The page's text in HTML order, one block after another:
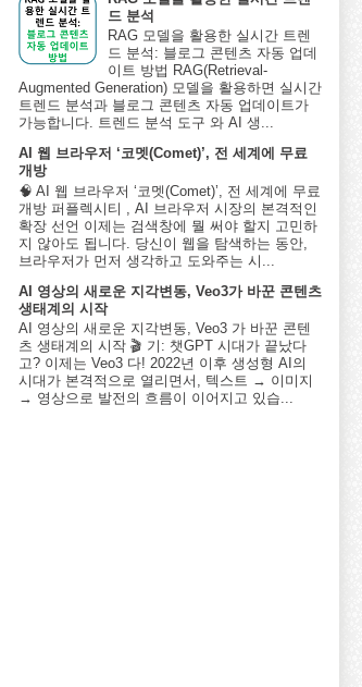
드 분석
RAG 모델을 활용한 실시간 트렌
드 분석: 블로그 콘텐츠 자동 업데
이트 방법 RAG(Retrieval-
Augmented Generation) 모델을 활용하면 실시간
트렌드 분석과 블로그 콘텐츠 자동 업데이트가
가능합니다. 트렌드 분석 도구 와 AI 생...
AI 웹 브라우저 ‘코멧(Comet)’, 전 세계에 무료
개방
🧠 AI 웹 브라우저 ‘코멧(Comet)’, 전 세계에 무료
개방 퍼플렉시티 , AI 브라우저 시장의 본격적인
확장 선언 이제는 검색창에 뭘 써야 할지 고민하
지 않아도 됩니다. 당신이 웹을 탐색하는 동안,
브라우저가 먼저 생각하고 도와주는 시...
AI 영상의 새로운 지각변동, Veo3가 바꾼 콘텐츠
생태계의 시작
AI 영상의 새로운 지각변동, Veo3 가 바꾼 콘텐
츠 생태계의 시작 🎬 기: 챗GPT 시대가 끝났다
고? 이제는 Veo3 다! 2022년 이후 생성형 AI의
시대가 본격적으로 열리면서, 텍스트 → 이미지
→ 영상으로 발전의 흐름이 이어지고 있습...